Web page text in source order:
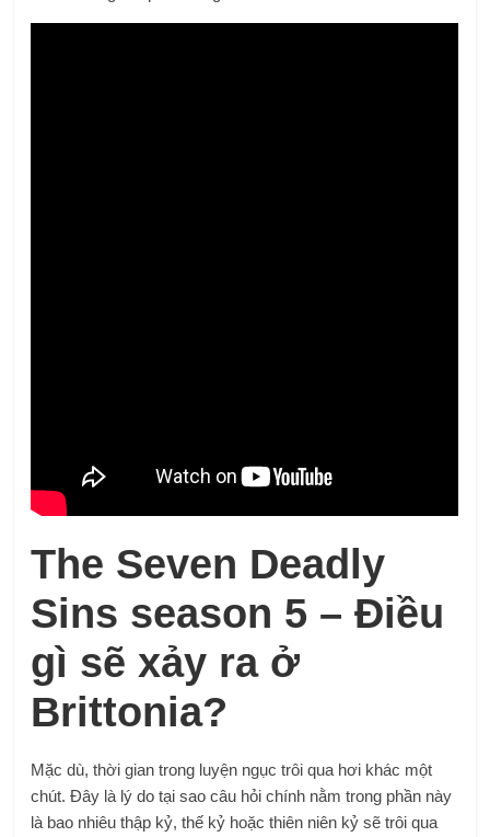
The Seven Deadly
Sins season 5 – Điều
gì sẽ xảy ra ở
Brittonia?
Mặc dù, thời gian trong luyện ngục trôi qua hơi khác một
chút. Đây là lý do tại sao câu hỏi chính nằm trong phần này
là bao nhiêu thập kỷ, thế kỷ hoặc thiên niên kỷ sẽ trôi qua